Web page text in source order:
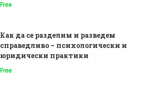
Free
Как да се разделим и разведем
справедливо – психологически и
юридически практики
Free